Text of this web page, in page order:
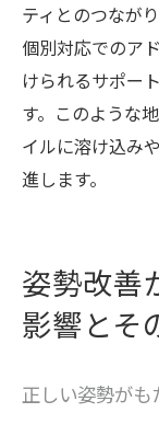
ティとのつなが
個別対応でのア
けられるサポー
す。このような
イルに溶け込み
進します。
姿勢改善
影響とそ
正しい姿勢がも